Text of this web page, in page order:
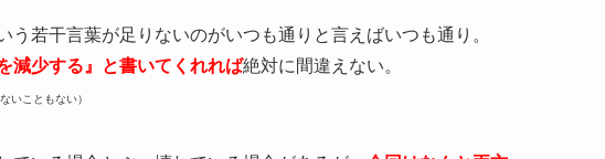
若干言葉が足りないのがいつも通りと言えばいつも通り。
減少する』と書いてくれれば絶対に間違えない。
いこともない）